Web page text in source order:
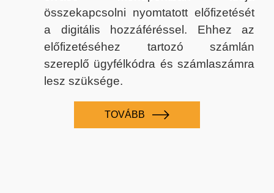
összekapcsolni nyomtatott előfizetését
a digitális hozzáféréssel. Ehhez az
előfizetéséhez tartozó számlán
szereplő ügyfélkódra és számlaszámra
lesz szüksége.
TOVÁBB